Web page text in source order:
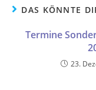
DAS KÖNNTE
Termine
23.